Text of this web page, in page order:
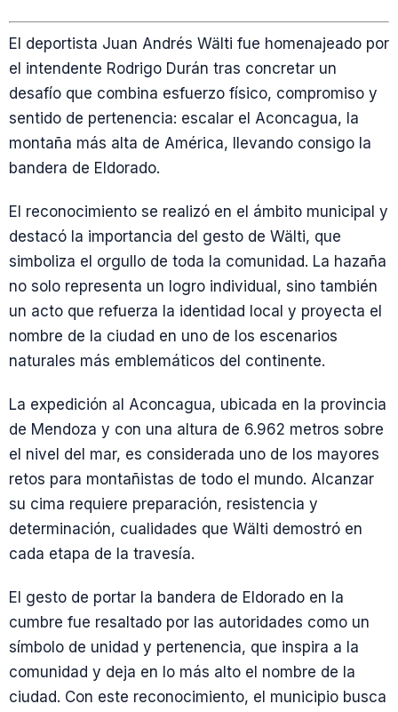
El deportista Juan Andrés Wälti fue homenajeado por
el intendente Rodrigo Durán tras concretar un
desafío que combina esfuerzo físico, compromiso y
sentido de pertenencia: escalar el Aconcagua, la
montaña más alta de América, llevando consigo la
bandera de Eldorado.
El reconocimiento se realizó en el ámbito municipal y
destacó la importancia del gesto de Wälti, que
simboliza el orgullo de toda la comunidad. La hazaña
no solo representa un logro individual, sino también
un acto que refuerza la identidad local y proyecta el
nombre de la ciudad en uno de los escenarios
naturales más emblemáticos del continente.
La expedición al Aconcagua, ubicada en la provincia
de Mendoza y con una altura de 6.962 metros sobre
el nivel del mar, es considerada uno de los mayores
retos para montañistas de todo el mundo. Alcanzar
su cima requiere preparación, resistencia y
determinación, cualidades que Wälti demostró en
cada etapa de la travesía.
El gesto de portar la bandera de Eldorado en la
cumbre fue resaltado por las autoridades como un
símbolo de unidad y pertenencia, que inspira a la
comunidad y deja en lo más alto el nombre de la
ciudad. Con este reconocimiento, el municipio busca